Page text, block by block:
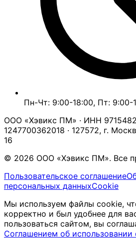
Пн-Чт: 9:00-18:00, Пт: 9:00-
ООО «Хэвикс ПМ» · ИНН
1247700362018 · 127572, г.
16
© 2026 ООО «Хэвикс ПМ». Все
Пользовательское соглашение
персональных данныхCookie
Мы используем файлы cookie,
корректно и был удобнее для
пользоваться сайтом, вы
Соглашением об использовании